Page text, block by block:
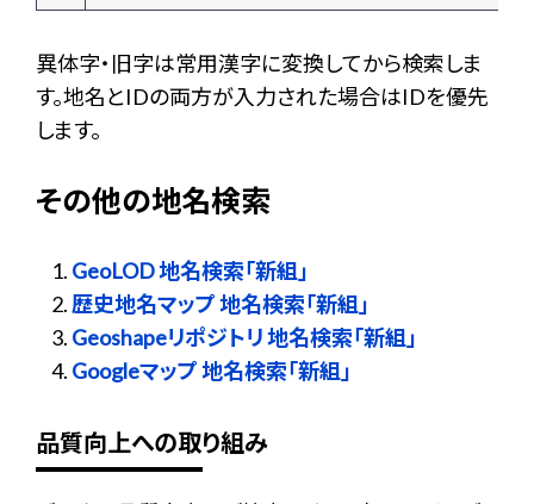
異体字・旧字は常用漢字に変換してから検索しま
す。地名とIDの両方が入力された場合はIDを優先
します。
その他の地名検索
GeoLOD 地名検索「新組」
歴史地名マップ 地名検索「新組」
Geoshapeリポジトリ 地名検索「新組」
Googleマップ 地名検索「新組」
品質向上への取り組み